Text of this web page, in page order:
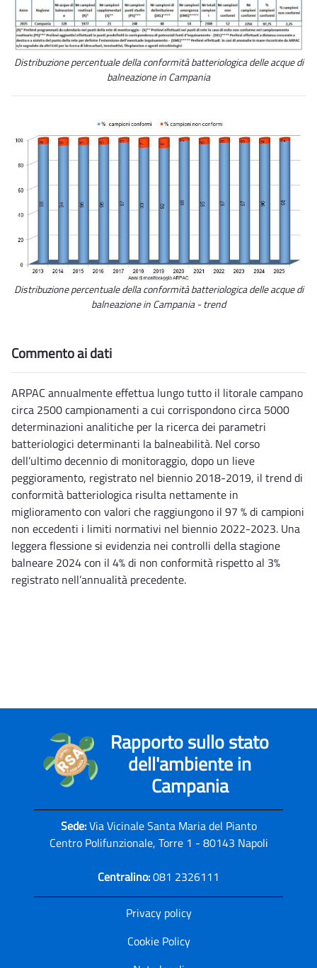
Distribuzione percentuale della conformità batteriologica delle acque di
balneazione in Campania
Distribuzione percentuale della conformità batteriologica delle acque di
balneazione in Campania - trend
Commento ai dati
ARPAC annualmente effettua lungo tutto il litorale campano
circa 2500 campionamenti a cui corrispondono circa 5000
determinazioni analitiche per la ricerca dei parametri
batteriologici determinanti la balneabilità. Nel corso
dell’ultimo decennio di monitoraggio, dopo un lieve
peggioramento, registrato nel biennio 2018-2019, il trend di
conformità batteriologica risulta nettamente in
miglioramento con valori che raggiungono il 97 % di campioni
non eccedenti i limiti normativi nel biennio 2022-2023. Una
leggera flessione si evidenzia nei controlli della stagione
balneare 2024 con il 4% di non conformità rispetto al 3%
registrato nell’annualità precedente.
Rapporto sullo stato
dell'ambiente in
Campania
Sede:Via Vicinale Santa Maria del Pianto
Centro Polifunzionale, Torre 1 - 80143 Napoli
Centralino:081 2326111
Privacy policy
Cookie Policy